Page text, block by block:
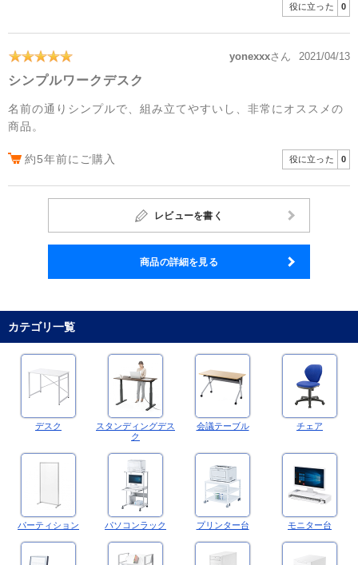
役に立った 0
yonexxxさん 2021/04/13
シンプルワークデスク
名前の通りシンプルで、組み立てやすいし、非常にオススメの
商品。
約5年前にご購入 役に立った 0
レビューを書く
商品の詳細を見る
カテゴリ一覧
デスク
スタンディングデス
ク
会議テーブル チェア
パーティション パソコンラック プリンター台 モニター台